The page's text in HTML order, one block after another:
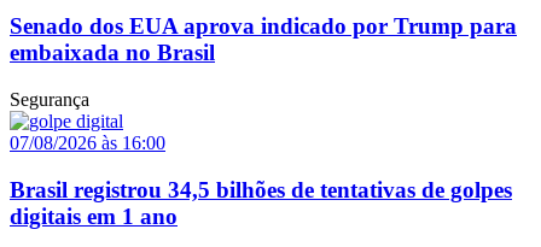
Senado dos EUA aprova indicado por Trump para
embaixada no Brasil
Segurança
07/08/2026 às 16:00
Brasil registrou 34,5 bilhões de tentativas de golpes
digitais em 1 ano